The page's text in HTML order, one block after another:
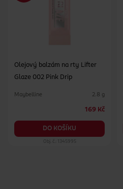
Olejový balzám na rty Lifter
Glaze 002 Pink Drip
Maybelline 2.8 g
169 Kč
DO KOŠÍKU
Obj. č.: 1345995